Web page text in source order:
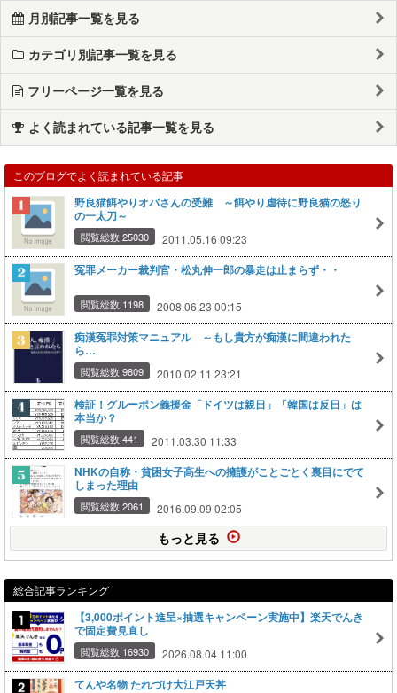
月別記事一覧を見る
カテゴリ別記事一覧を見る
フリーページ一覧を見る
よく読まれている記事一覧を見る
このブログでよく読まれている記事
野良猫餌やりオバさんの受難 ～餌やり虐待に野良猫の怒り
の一太刀～
閲覧総数 25030 2011.05.16 09:23
冤罪メーカー裁判官・松丸伸一郎の暴走は止まらず・・
閲覧総数 1198 2008.06.23 00:15
痴漢冤罪対策マニュアル ～もし貴方が痴漢に間違われた
ら…
閲覧総数 9809 2010.02.11 23:21
検証！グルーポン義援金「ドイツは親日」「韓国は反日」は
本当か？
閲覧総数 441 2011.03.30 11:33
NHKの自称・貧困女子高生への擁護がことごとく裏目にでて
しまった理由
閲覧総数 2061 2016.09.09 02:05
もっと見る
総合記事ランキング
【3,000ポイント進呈×抽選キャンペーン実施中】楽天でんき
で固定費見直し
閲覧総数 16930 2026.08.04 11:00
てんや名物 たれづけ大江戸天丼